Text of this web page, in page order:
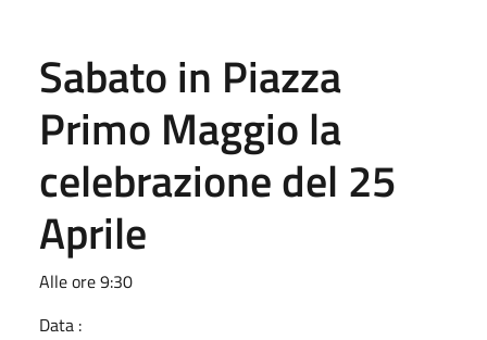
Sabato in Piazza
Primo Maggio la
celebrazione del 25
Aprile
Alle ore 9:30
Data :